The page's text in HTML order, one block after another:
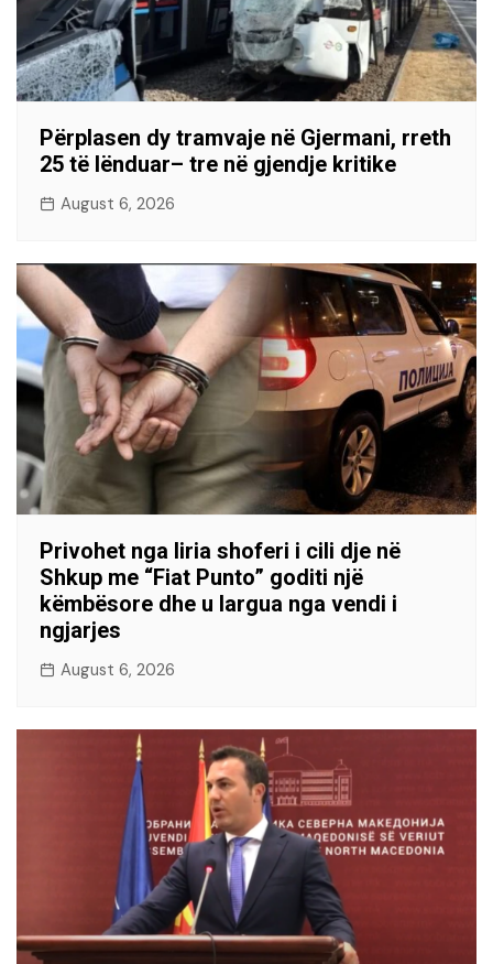
Përplasen dy tramvaje në Gjermani, rreth
25 të lënduar– tre në gjendje kritike
August 6, 2026
Privohet nga liria shoferi i cili dje në
Shkup me “Fiat Punto” goditi një
këmbësore dhe u largua nga vendi i
ngjarjes
August 6, 2026